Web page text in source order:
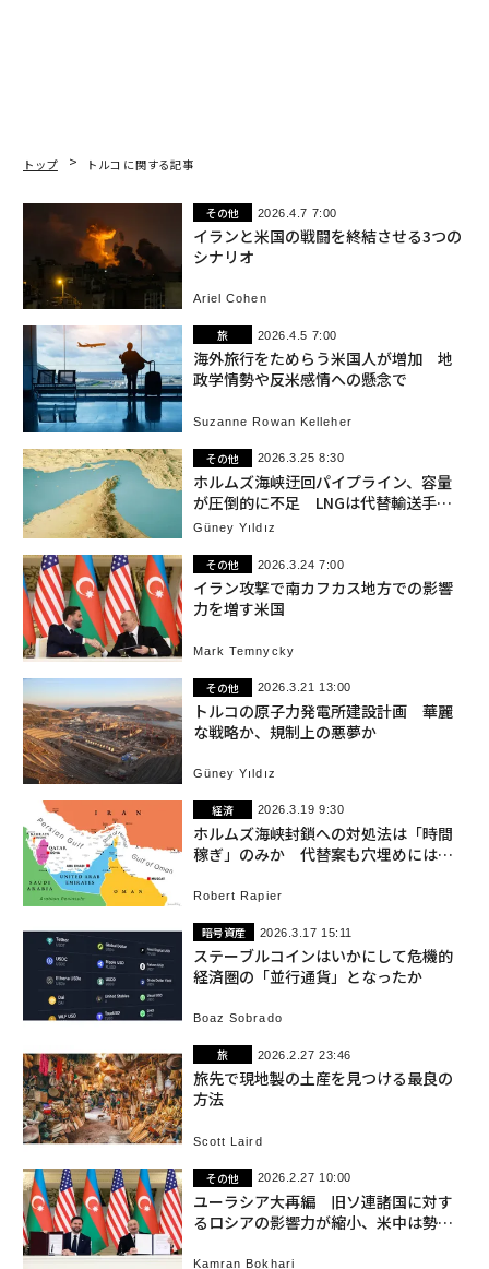
トップ トルコ に関する記事
その他 2026.4.7 7:00
イランと米国の戦闘を終結させる3つの
シナリオ
Ariel Cohen
旅 2026.4.5 7:00
海外旅行をためらう米国人が増加 地
政学情勢や反米感情への懸念で
Suzanne Rowan Kelleher
その他 2026.3.25 8:30
ホルムズ海峡迂回パイプライン、容量
が圧倒的に不足 LNGは代替輸送手段
なし
Güney Yıldız
その他 2026.3.24 7:00
イラン攻撃で南カフカス地方での影響
力を増す米国
Mark Temnycky
その他 2026.3.21 13:00
トルコの原子力発電所建設計画 華麗
な戦略か、規制上の悪夢か
Güney Yıldız
経済 2026.3.19 9:30
ホルムズ海峡封鎖への対処法は「時間
稼ぎ」のみか 代替案も穴埋めには不
Robert Rapier
暗号資産 2026.3.17 15:11
ステーブルコインはいかにして危機的
経済圏の「並行通貨」となったか
Boaz Sobrado
旅 2026.2.27 23:46
旅先で現地製の土産を見つける最良の
方法
Scott Laird
その他 2026.2.27 10:00
ユーラシア大再編 旧ソ連諸国に対す
るロシアの影響力が縮小、米中は勢力
Kamran Bokhari